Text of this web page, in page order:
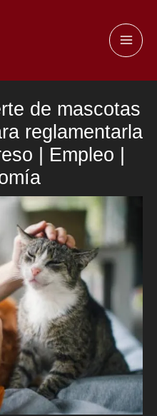
de mascotas
reglamentarla
| Empleo |